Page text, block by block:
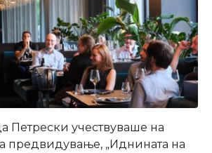
Петрески учествуваше на
предвидување, „Иднината на